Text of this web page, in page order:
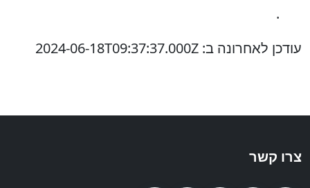
.
עודכן לאחרונה ב: 2024-06-18T09:37:37.000Z
צרו קשר